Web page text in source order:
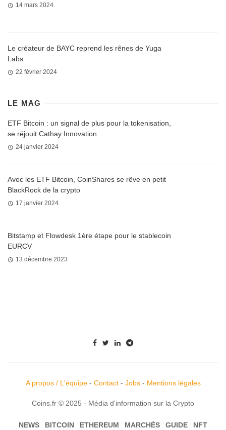
14 mars 2024
Le créateur de BAYC reprend les rênes de Yuga
Labs
22 février 2024
LE MAG
ETF Bitcoin : un signal de plus pour la tokenisation,
se réjouit Cathay Innovation
24 janvier 2024
Avec les ETF Bitcoin, CoinShares se rêve en petit
BlackRock de la crypto
17 janvier 2024
Bitstamp et Flowdesk 1ère étape pour le stablecoin
EURCV
13 décembre 2023
A propos / L'équipe- Contact- Jobs- Mentions légales
Coins.fr © 2025 - Média d'information sur la Crypto
NEWS BITCOIN ETHEREUM MARCHÉS GUIDE NFT